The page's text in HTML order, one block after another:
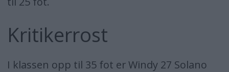
Kritikerrost
I klassen opp til 35 fot er Windy 27 Solano